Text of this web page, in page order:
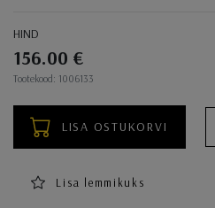
Ostukorvi toimingud
HIND
156.00 €
Tootekood: 1006133
LISA OSTUKORVI
Lisa lemmikuks